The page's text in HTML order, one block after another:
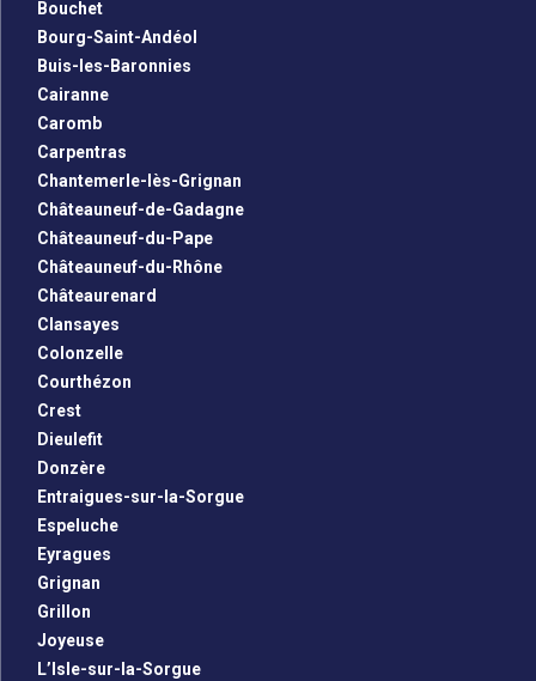
Bouchet
Bourg-Saint-Andéol
Buis-les-Baronnies
Cairanne
Caromb
Carpentras
Chantemerle-lès-Grignan
Châteauneuf-de-Gadagne
Châteauneuf-du-Pape
Châteauneuf-du-Rhône
Châteaurenard
Clansayes
Colonzelle
Courthézon
Crest
Dieulefit
Donzère
Entraigues-sur-la-Sorgue
Espeluche
Eyragues
Grignan
Grillon
Joyeuse
L’Isle-sur-la-Sorgue